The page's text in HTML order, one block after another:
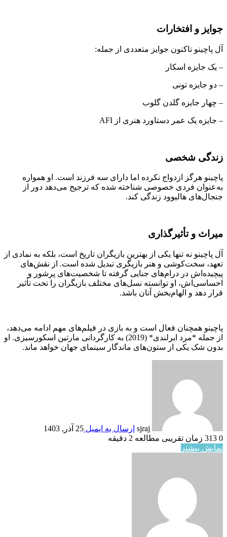
جوایز و افتخارات
آل پاچینو تاکنون جوایز متعددی از جمله:
– یک جایزه اسکار
– دو جایزه تونی
– چهار جایزه گلدن گلوب
– جایزه یک عمر دستاورد هنری از AFI
زندگی شخصی
پاچینو هرگز ازدواج نکرده اما دارای سه فرزند است. او همواره
به‌عنوان فردی خصوصی شناخته شده که ترجیح می‌دهد دور از
جنجال‌های هالیوود زندگی کند.
میراث و تأثیرگذاری
آل پاچینو نه تنها یکی از بهترین بازیگران تاریخ است، بلکه به نمادی از
تعهد، سخت‌کوشی و هنر بازیگری تبدیل شده است. از نقش‌های
پیچیده‌اش در درام‌های جنایی گرفته تا شخصیت‌های پرشور و
احساسی‌اش، او توانسته نسل‌های مختلف بازیگران را تحت تأثیر
قرار دهد و الهام‌بخش آنان باشد.
پاچینو همچنان فعال است و به بازی در فیلم‌های مهم ادامه می‌دهد،
از جمله *مرد ایرلندی* (2019) به کارگردانی مارتین اسکورسیزی. او
بدون شک یکی از ستون‌های ماندگار سینمای جهان خواهد ماند.
sjraj ارسال به ایمیل 25 آذر, 1403
0
زمان تقریبی مطالعه 2 دقیقه
نمایش بیشتر